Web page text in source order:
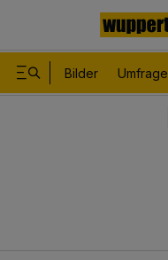
Bilder Umfrage